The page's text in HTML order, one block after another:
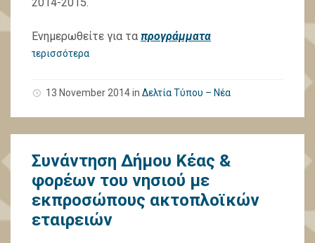
2014-2015.
Ενημερωθείτε για τα προγράμματα
περισσότερα
13 November 2014in Δελτία Τύπου – Νέα
Συνάντηση Δήμου Κέας &
φορέων του νησιού με
εκπροσώπους ακτοπλοϊκών
εταιρειών